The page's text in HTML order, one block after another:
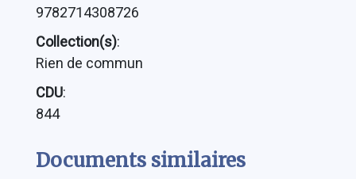
9782714308726
Collection(s):
Rien de commun
CDU:
844
Documents similaires